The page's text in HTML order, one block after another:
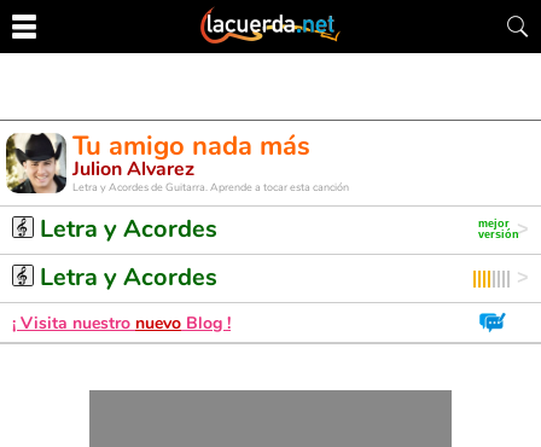
Tu amigo nada más
Julion Alvarez
Letra y Acordes de Guitarra. Aprende a tocar esta canción
Letra y Acordes
Letra y Acordes
¡ Visita nuestro nuevo Blog !